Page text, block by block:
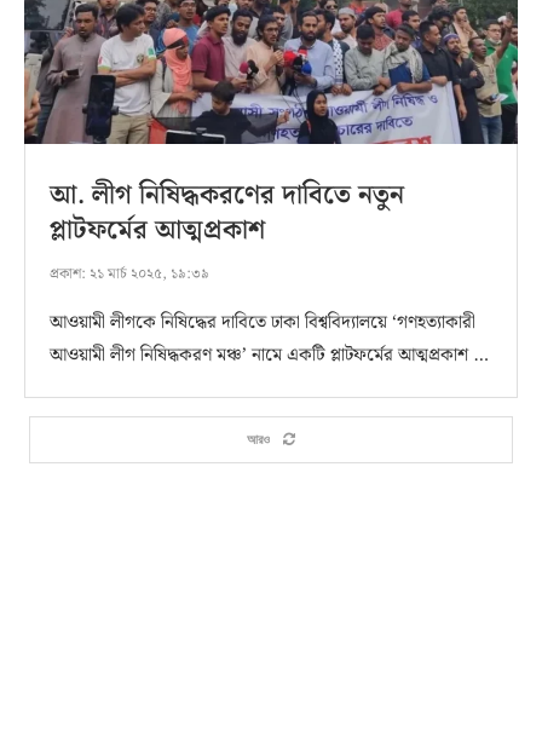
আ. লীগ নিষিদ্ধকরণের দাবিতে নতুন
প্লাটফর্মের আত্মপ্রকাশ
প্রকাশ: ২১ মার্চ ২০২৫, ১৯:৩৯
আওয়ামী লীগকে নিষিদ্ধের দাবিতে ঢাকা বিশ্ববিদ্যালয়ে ‘গণহত্যাকারী
আওয়ামী লীগ নিষিদ্ধকরণ মঞ্চ’ নামে একটি প্লাটফর্মের আত্মপ্রকাশ …
আরও